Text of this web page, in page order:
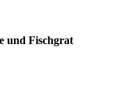
und Fischgrat